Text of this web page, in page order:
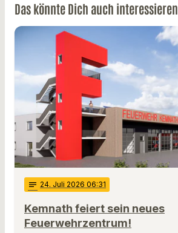
Das könnte Dich auch interessieren
notes 24. Juli 2026 06:31
Kemnath feiert sein neues
Feuerwehrzentrum!